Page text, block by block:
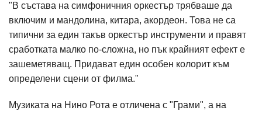
"В състава на симфоничния оркестър трябваше да
включим и мандолина, китара, акордеон. Това не са
типични за един такъв оркестър инструменти и правят
сработката малко по-сложна, но пък крайният ефект е
зашеметяващ. Придават един особен колорит към
определени сцени от филма."
Музиката на Нино Рота е отличена с "Грами", а на